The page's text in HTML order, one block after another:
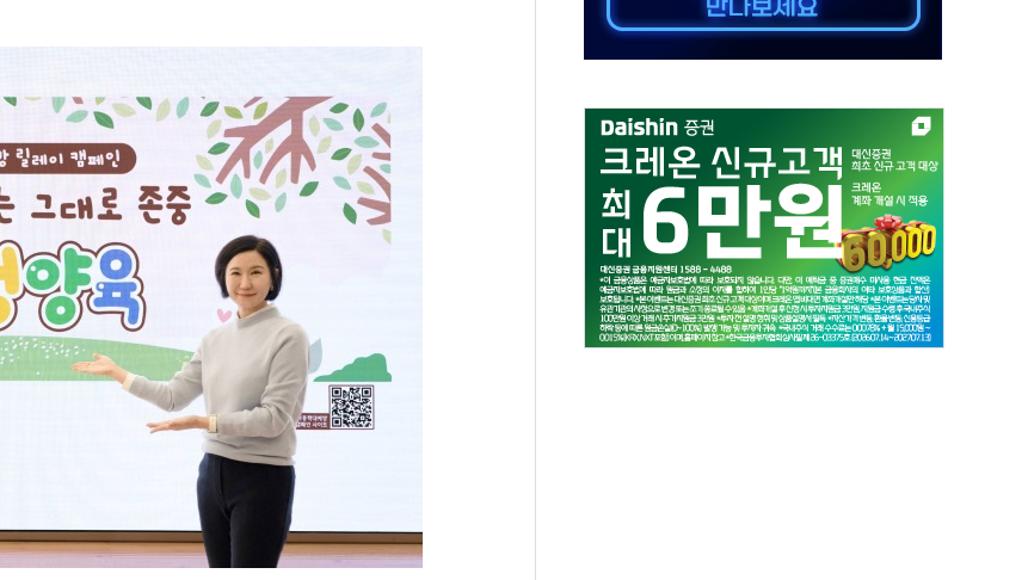
'호우·산사태 주의보' 울진 시간당 30mm 강한 비...호우 피해 없어
여야, 황희 '버스 하우스' 공방…野 "청년 우롱 기괴" vs 與 "송구한 해프닝"